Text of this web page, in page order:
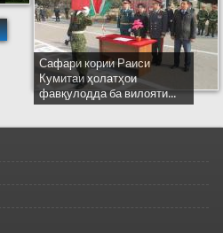
Сафари кории Раиси
Кумитаи ҳолатҳои
фавқулодда ба вилояти...